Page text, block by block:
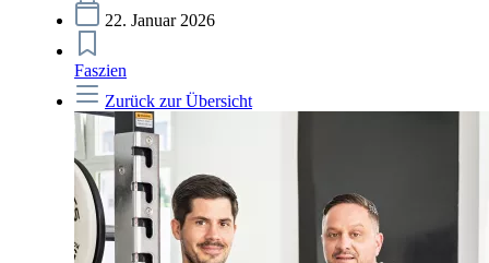
22. Januar 2026
Faszien
Zurück zur Übersicht